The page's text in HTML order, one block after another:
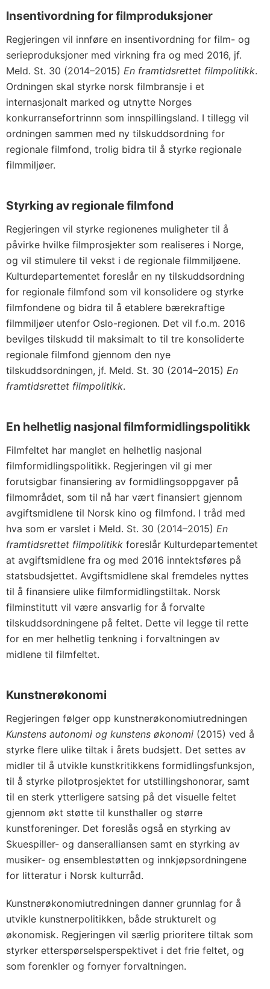
Insentivordning for filmproduksjoner
Regjeringen vil innføre en insentivordning for film- og
serieproduksjoner med virkning fra og med 2016, jf.
Meld. St. 30 (2014–2015) En framtidsrettet filmpolitikk.
Ordningen skal styrke norsk filmbransje i et
internasjonalt marked og utnytte Norges
konkurransefortrinnn som innspillingsland. I tillegg vil
ordningen sammen med ny tilskuddsordning for
regionale filmfond, trolig bidra til å styrke regionale
filmmiljøer.
Styrking av regionale filmfond
Regjeringen vil styrke regionenes muligheter til å
påvirke hvilke filmprosjekter som realiseres i Norge,
og vil stimulere til vekst i de regionale filmmiljøene.
Kulturdepartementet foreslår en ny tilskuddsordning
for regionale filmfond som vil konsolidere og styrke
filmfondene og bidra til å etablere bærekraftige
filmmiljøer utenfor Oslo-regionen. Det vil f.o.m. 2016
bevilges tilskudd til maksimalt to til tre konsoliderte
regionale filmfond gjennom den nye
tilskuddsordningen, jf. Meld. St. 30 (2014–2015) En
framtidsrettet filmpolitikk.
En helhetlig nasjonal filmformidlingspolitikk
Filmfeltet har manglet en helhetlig nasjonal
filmformidlingspolitikk. Regjeringen vil gi mer
forutsigbar finansiering av formidlingsoppgaver på
filmområdet, som til nå har vært finansiert gjennom
avgiftsmidlene til Norsk kino og filmfond. I tråd med
hva som er varslet i Meld. St. 30 (2014–2015) En
framtidsrettet filmpolitikk foreslår Kulturdepartementet
at avgiftsmidlene fra og med 2016 inntektsføres på
statsbudsjettet. Avgiftsmidlene skal fremdeles nyttes
til å finansiere ulike filmformidlingstiltak. Norsk
filminstitutt vil være ansvarlig for å forvalte
tilskuddsordningene på feltet. Dette vil legge til rette
for en mer helhetlig tenkning i forvaltningen av
midlene til filmfeltet.
Kunstnerøkonomi
Regjeringen følger opp kunstnerøkonomiutredningen
Kunstens autonomi og kunstens økonomi (2015) ved å
styrke flere ulike tiltak i årets budsjett. Det settes av
midler til å utvikle kunstkritikkens formidlingsfunksjon,
til å styrke pilotprosjektet for utstillingshonorar, samt
til en sterk ytterligere satsing på det visuelle feltet
gjennom økt støtte til kunsthaller og større
kunstforeninger. Det foreslås også en styrking av
Skuespiller- og danseralliansen samt en styrking av
musiker- og ensemblestøtten og innkjøpsordningene
for litteratur i Norsk kulturråd.
Kunstnerøkonomiutredningen danner grunnlag for å
utvikle kunstnerpolitikken, både strukturelt og
økonomisk. Regjeringen vil særlig prioritere tiltak som
styrker etterspørselsperspektivet i det frie feltet, og
som forenkler og fornyer forvaltningen.